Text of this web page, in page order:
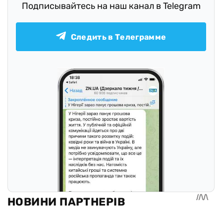
Подписывайтесь на наш канал в Telegram
Следить в Телеграмме